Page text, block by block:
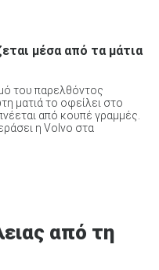
μέσα από τα μάτια
του παρελθόντος
ματιά το οφείλει στο
από κουπέ γραμμές.
η Volvo στα
από τη